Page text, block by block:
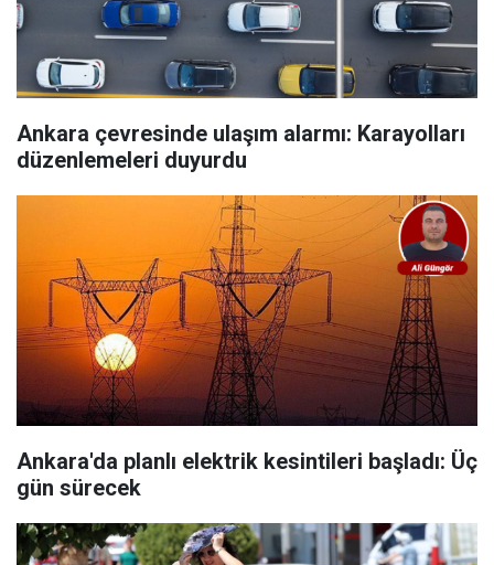
Ankara çevresinde ulaşım alarmı: Karayolları
düzenlemeleri duyurdu
Ankara'da planlı elektrik kesintileri başladı: Üç
gün sürecek